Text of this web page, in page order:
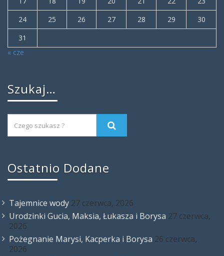
24
25 26 27 28 29
30
31
« cze
Szukaj…
Ostatnio Dodane
Tajemnice wody 27 czerwca, 2026
Urodzinki Gucia, Maksia, Łukasza i Borysa 27 czerwca,
2026
Pożegnanie Marysi, Kacperka i Borysa 26 czerwca,
2026